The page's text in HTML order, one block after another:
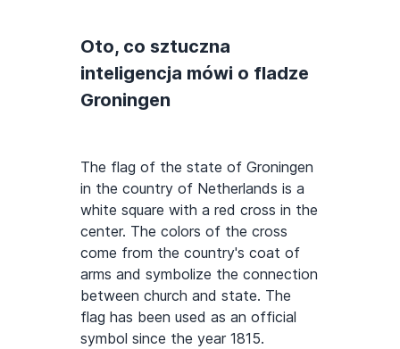
Oto, co sztuczna
inteligencja mówi o fladze
Groningen
The flag of the state of Groningen
in the country of Netherlands is a
white square with a red cross in the
center. The colors of the cross
come from the country's coat of
arms and symbolize the connection
between church and state. The
flag has been used as an official
symbol since the year 1815.